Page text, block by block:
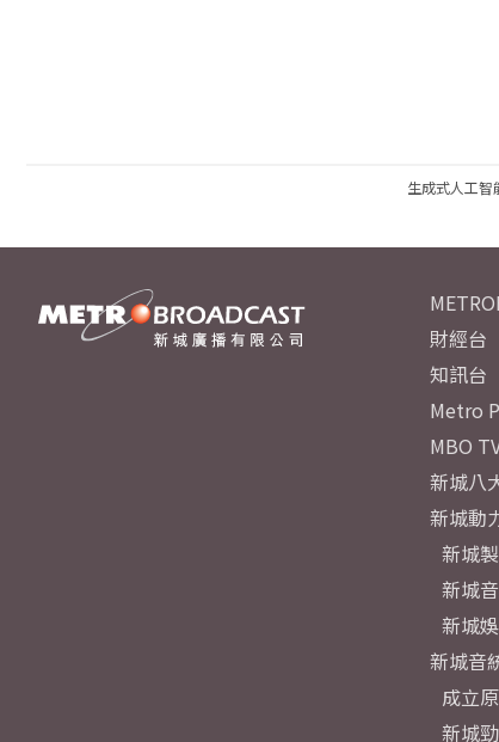
生成式人工智
財經台
知訊台
Metro
MBO
新城八
新城動
新城
新城
新城
新城音
成立
新城